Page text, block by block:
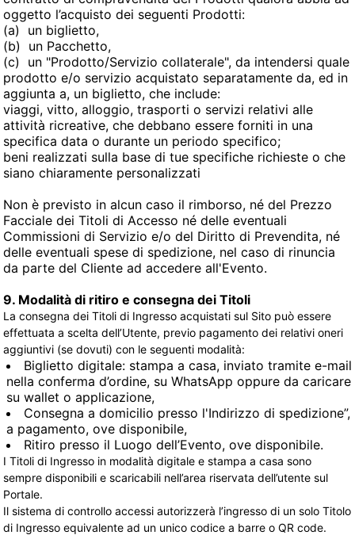
oggetto l’acquisto dei seguenti Prodotti:
(a)
un biglietto,
(b)
un Pacchetto,
(c)
un "Prodotto/Servizio collaterale", da intendersi quale
prodotto e/o servizio acquistato separatamente da, ed in
aggiunta a, un biglietto, che include:
viaggi, vitto, alloggio, trasporti o servizi relativi alle
attività ricreative, che debbano essere forniti in una
specifica data o durante un periodo specifico;
beni realizzati sulla base di tue specifiche richieste o che
siano chiaramente personalizzati
Non è previsto in alcun caso il rimborso, né del Prezzo
Facciale dei Titoli di Accesso né delle eventuali
Commissioni di Servizio e/o del Diritto di Prevendita, né
delle eventuali spese di spedizione, nel caso di rinuncia
da parte del Cliente ad accedere all'Evento.
9. Modalità di ritiro e consegna dei Titoli
La consegna dei Titoli di Ingresso acquistati sul Sito può essere
effettuata a scelta dell’Utente, previo pagamento dei relativi oneri
aggiuntivi (se dovuti) con le seguenti modalità:
Biglietto digitale: stampa a casa, inviato tramite e-mail
nella conferma d’ordine, su WhatsApp oppure da caricare
su wallet o applicazione,
Consegna a domicilio presso l'Indirizzo di spedizione”,
a pagamento, ove disponibile,
Ritiro presso il Luogo dell’Evento, ove disponibile.
I Titoli di Ingresso in modalità digitale e stampa a casa sono
sempre disponibili e scaricabili nell’area riservata dell’utente sul
Portale.
Il sistema di controllo accessi autorizzerà l’ingresso di un solo Titolo
di Ingresso equivalente ad un unico codice a barre o QR code.